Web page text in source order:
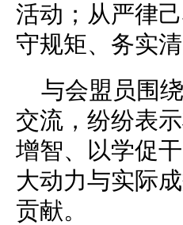
活动；从严律
守规矩、务实
与会盟员围
交流，纷纷表
增智、以学促
大动力与实际
贡献。